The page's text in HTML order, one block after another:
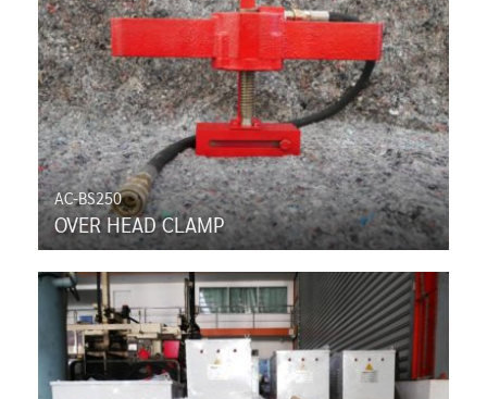
AC-BS250
OVER HEAD CLAMP